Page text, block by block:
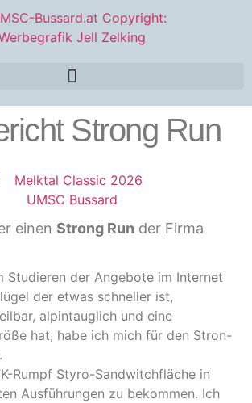
Strong Run
einen Strong Run der Firma
Studieren der Angebote im Internet
der etwas schneller ist,
alpintauglich und eine
hat, habe ich mich für den Stron-
Rumpf Styro-Sandwitchfläche in
Ausführungen zu bekommen. Ich